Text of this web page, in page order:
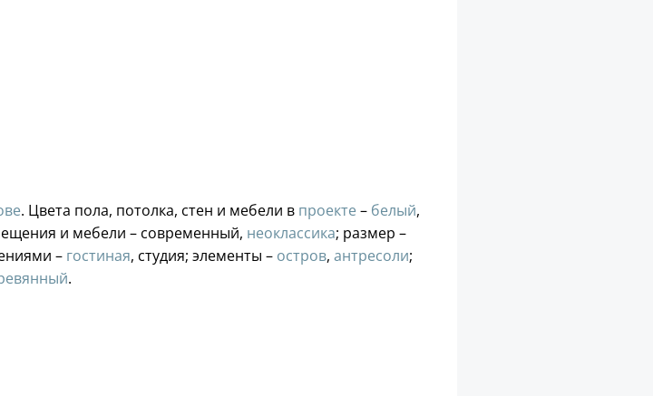
. Цвета пола, потолка, стен и мебели в проекте– белый,
и мебели – современный, неоклассика; размер –
– гостиная, студия; элементы – остров, антресоли;
.